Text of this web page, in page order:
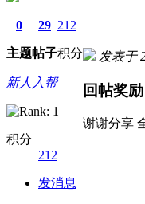
0
主题
29
帖子
212
积分
新人入帮
积分
212
发消息
发表于
回帖奖励
谢谢分享